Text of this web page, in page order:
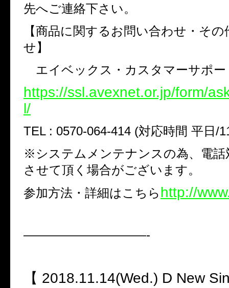
先へご連絡下さい。
【商品に関するお問い合わせ・そ
せ】
エイベックス・カスタマーサポー
https://ssl.avexnet.or.jp/form/
l/
TEL : 0570-064-414 (対応時間 平日/
※システムメンテナンスの為、電話
させて頂く場合がございます。
参加方法・詳細はこちら http://
——————————-
【 2018.11.14(Wed.) D New